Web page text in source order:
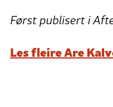
Først publisert i
Les fleire Are